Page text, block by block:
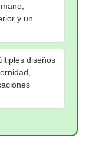
y un
diseños